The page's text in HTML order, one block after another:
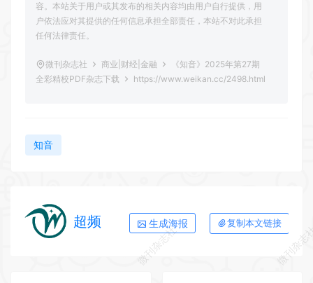
容。本站关于用户或其发布的相关内容均由用户自行提供，用
户依法应对其提供的任何信息承担全部责任，本站不对此承担
任何法律责任。
微刊杂志社 商业|财经|金融
《知音》2025年第27期
全彩精校PDF杂志下载
https://www.weikan.cc/2498.html
知音
超频 生成海报 复制本文链接
微刊杂志社
微刊杂